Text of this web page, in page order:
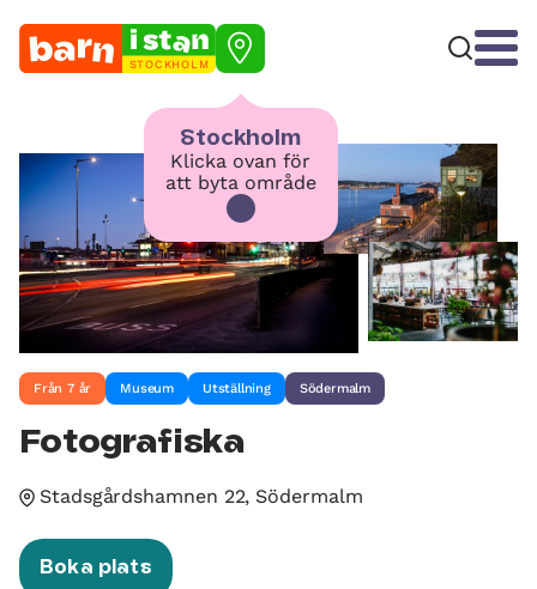
STOCKHOLM
Stockholm
Klicka ovan för
att byta område
Från 7 år Museum Utställning Södermalm
Fotografiska
Stadsgårdshamnen 22, Södermalm
Boka plats